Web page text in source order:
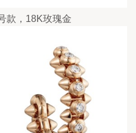
款，18K玫瑰金